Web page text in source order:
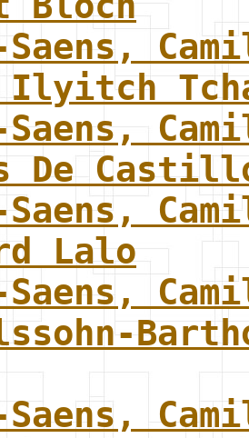
De
Lalo
Saens,